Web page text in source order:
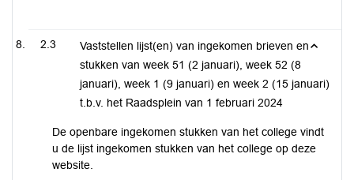
2.3
Vaststellen lijst(en) van ingekomen brieven en
stukken van week 51 (2 januari), week 52 (8
januari), week 1 (9 januari) en week 2 (15 januari)
t.b.v. het Raadsplein van 1 februari 2024
De openbare ingekomen stukken van het college vindt
u de lijst ingekomen stukken van het college op deze
website.